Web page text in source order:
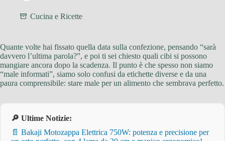
Cucina e Ricette
Quante volte hai fissato quella data sulla confezione, pensando “sarà
davvero l’ultima parola?”, e poi ti sei chiesto quali cibi si possono
mangiare ancora dopo la scadenza. Il punto è che spesso non siamo
“male informati”, siamo solo confusi da etichette diverse e da una
paura comprensibile: stare male per un alimento che sembrava perfetto.
🔎 Ultime Notizie:
📄 Bakaji Motozappa Elettrica 750W: potenza e precisione per